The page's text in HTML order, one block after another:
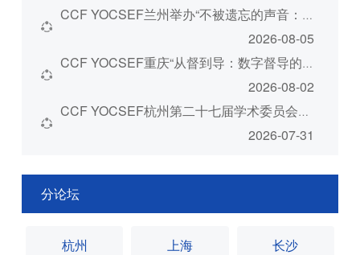
CCF YOCSEF兰州举办“不被遗忘的声音：多民族语言与大模型的交汇之路”...
2026-08-05
CCF YOCSEF重庆“从督到导：数字督导的治理逻辑与建设路径”论坛顺利举...
2026-08-02
CCF YOCSEF杭州第二十七届学术委员会第一次会议暨2026总结展望会议成功...
2026-07-31
分论坛
杭州 上海 长沙